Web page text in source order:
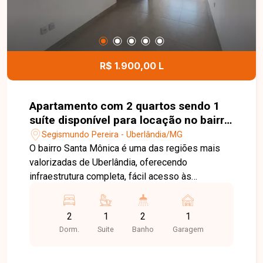
este excelente apartamento.
R$ 1.900,00 L
Apartamento com 2 quartos sendo 1
suíte disponível para locação no bairro
Santa Mônica em Uberlândia-MG
Segismundo Pereira - Uberlândia/MG
O bairro Santa Mônica é uma das regiões mais
valorizadas de Uberlândia, oferecendo
infraestrutura completa, fácil acesso às
supermercados, universidades, escolas,
farmácias, restaurantes, academias e diversos
serviços. Uma excelente opção para quem busca
2
Dorm.
1
Suite
2
Banho
1
Garagem